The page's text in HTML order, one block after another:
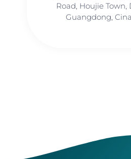
Road, Houjie Town,
Guangdong,